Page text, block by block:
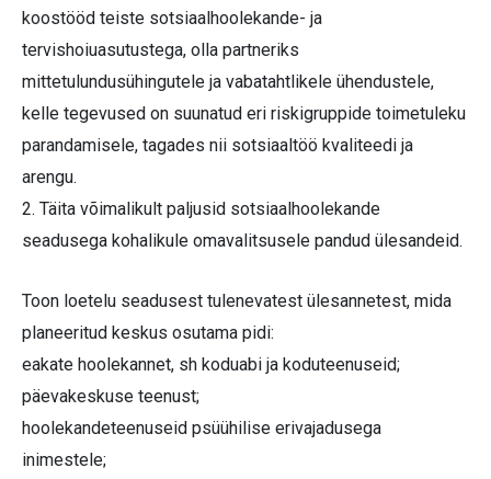
koostööd teiste sotsiaalhoolekande- ja
tervishoiuasutustega, olla partneriks
mittetulundusühingutele ja vabatahtlikele ühendustele,
kelle tegevused on suunatud eri riskigruppide toimetuleku
parandamisele, tagades nii sotsiaaltöö kvaliteedi ja
arengu.
2. Täita võimalikult paljusid sotsiaalhoolekande
seadusega kohalikule omavalitsusele pandud ülesandeid.
Toon loetelu seadusest tulenevatest ülesannetest, mida
planeeritud keskus osutama pidi:
eakate hoolekannet, sh koduabi ja koduteenuseid;
päevakeskuse teenust;
hoolekandeteenuseid psüühilise erivajadusega
inimestele;